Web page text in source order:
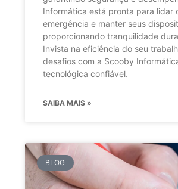
Informática está pronta para lidar
emergência e manter seus
proporcionando tranquilidade
Invista na eficiência do seu
desafios com a Scooby
tecnológica confiável.
SAIBA MAIS »
BLOG